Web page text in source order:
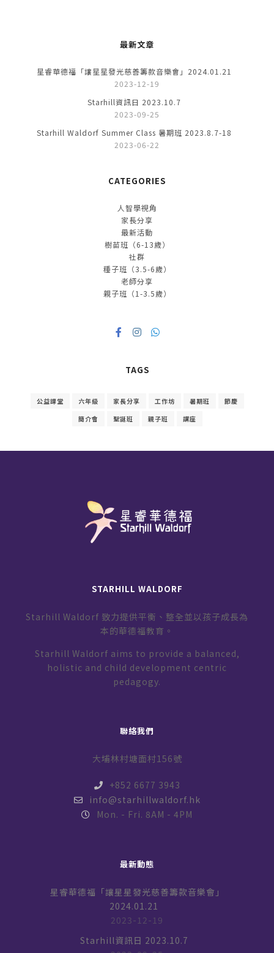
最新文章
星睿華德福「讓星星發光慈善籌款音樂會」2024.01.21
2023-12-19
Starhill資訊日 2023.10.7
2023-09-25
Starhill Waldorf Summer Class 暑期班 2023.8.7-18
2023-06-22
CATEGORIES
人智學視角
家長分享
最新活動
樹苗班（6-13歲）
社群
種子班（3.5-6歲）
老師分享
親子班（1-3.5歲）
TAGS
公益課堂 六年級 家長分享 工作坊 暑期班
節慶
簡介會
聖誕班 親子班 講座
STARHILL WALDORF
Starhill Waldorf 致力提供平衡、整全並以孩子成長為
本的華德福教育。
Starhill Waldorf aims to provide a balanced,
holistic and child development centric
pedagogy.
聯絡我們
大埔林村塘面村156號
+852 6677 3943
info@starhillwaldorf.hk
Mon. - Fri. 8AM - 4PM
最新動態
星睿華德福「讓星星發光慈善籌款音樂會」
2024.01.21
2023-12-19
Starhill資訊日 2023.10.7